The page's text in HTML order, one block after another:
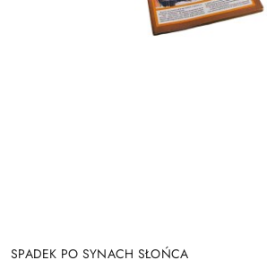
SPADEK PO SYNACH SŁOŃCA